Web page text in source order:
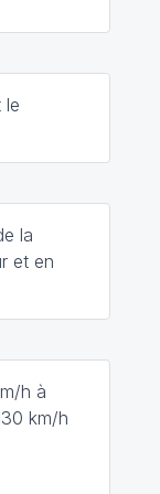
le
la
et en
h à
km/h